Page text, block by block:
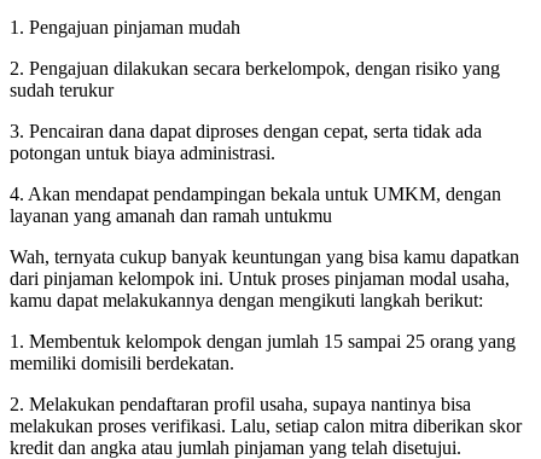
1. Pengajuan pinjaman mudah
2. Pengajuan dilakukan secara berkelompok, dengan risiko yang
sudah terukur
3. Pencairan dana dapat diproses dengan cepat, serta tidak ada
potongan untuk biaya administrasi.
4. Akan mendapat pendampingan bekala untuk UMKM, dengan
layanan yang amanah dan ramah untukmu
Wah, ternyata cukup banyak keuntungan yang bisa kamu dapatkan
dari pinjaman kelompok ini. Untuk proses pinjaman modal usaha,
kamu dapat melakukannya dengan mengikuti langkah berikut:
1. Membentuk kelompok dengan jumlah 15 sampai 25 orang yang
memiliki domisili berdekatan.
2. Melakukan pendaftaran profil usaha, supaya nantinya bisa
melakukan proses verifikasi. Lalu, setiap calon mitra diberikan skor
kredit dan angka atau jumlah pinjaman yang telah disetujui.